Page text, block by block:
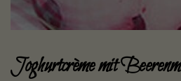
Joghurtcrème mit